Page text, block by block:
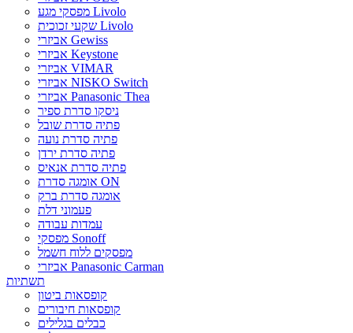
מפסקי מגע Livolo
שקעי זכוכית Livolo
אביזרי Gewiss
אביזרי Keystone
אביזרי VIMAR
אביזרי NISKO Switch
אביזרי Panasonic Thea
ניסקו סדרת ספיר
פתיה סדרת שובל
פתיה סדרת נועה
פתיה סדרת ירדן
פתיה סדרת אנאיס
אומגה סדרת ON
אומגה סדרת ברק
פעמוני דלת
עמדות עבודה
מפסקי Sonoff
מפסקים ללוח חשמל
אביזרי Panasonic Carman
תשתיות
קופסאות ביטון
קופסאות חיבורים
כבלים בגלילים